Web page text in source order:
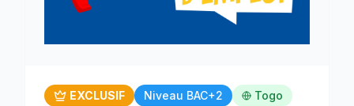
EXCLUSIF Niveau BAC+2
Togo